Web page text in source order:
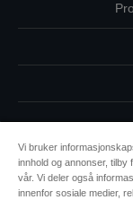
Ta kontakt med
Vi bruker
innhold og annonser,
vår. Vi deler også
innenfor sosiale medier,